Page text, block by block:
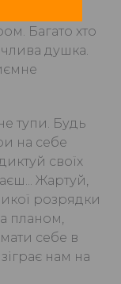
і
Багато хто
душка.
тупи. Будь
на себе
своїх
Жартуй,
розрядки
планом,
себе в
нам на